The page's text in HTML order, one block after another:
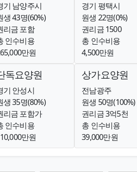
기 남양주시
생 43명(60%)
리금 포함
인수비용
만원
경기 평택시
원생 22명(0%)
권리금 1500
총 인수비용
4,500만원
독요양원
기 안성시
생 35명(80%)
리금 포함가
인수비용
만원
상가요양원
전남광주
원생 50명(100%)
권리금 3억5천
총 인수비용
39,000만원